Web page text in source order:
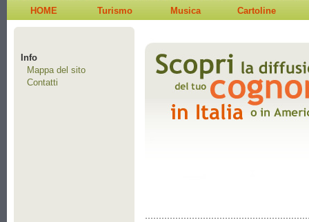
HOME Turismo Musica Cartoline
Info
Mappa del sito
Contatti